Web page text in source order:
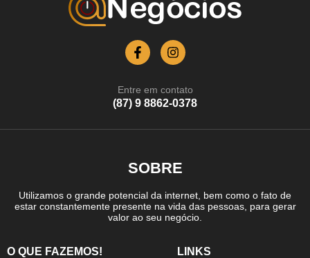
Entre em contato
(87) 9 8862-0378
SOBRE
Utilizamos o grande potencial da internet, bem como o fato de
estar constantemente presente na vida das pessoas, para gerar
valor ao seu negócio.
O QUE FAZEMOS! LINKS